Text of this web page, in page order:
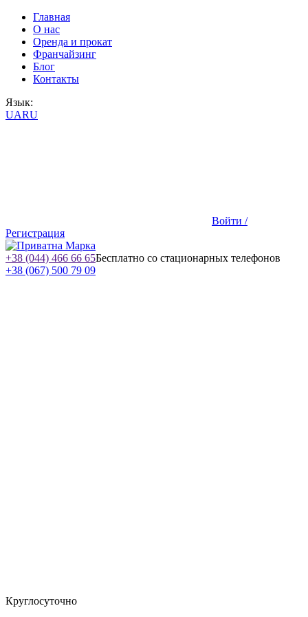
Главная
О нас
Оренда и прокат
Франчайзинг
Блог
Контакты
Язык:
UARU
Войти /
Регистрация
+38 (044) 466 66 65Бесплатно со стационарных телефонов
+38 (067) 500 79 09
Круглосуточно